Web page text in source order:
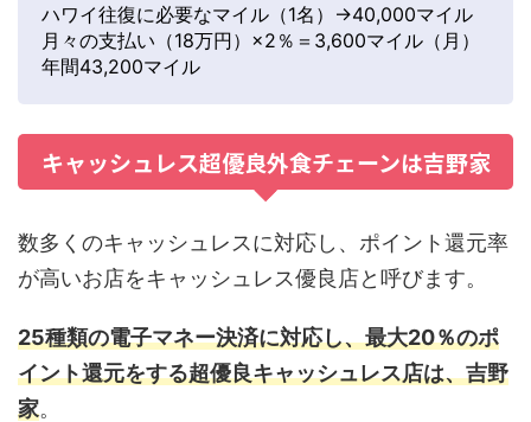
ハワイ往復に必要なマイル（1名）→40,000マイル
月々の支払い（18万円）×2％＝3,600マイル（月）
年間43,200マイル
キャッシュレス超優良外食チェーンは吉野家
数多くのキャッシュレスに対応し、ポイント還元率
が高いお店をキャッシュレス優良店と呼びます。
25種類の電子マネー決済に対応し、最大20％のポ
イント還元をする超優良キャッシュレス店は、吉野
家。